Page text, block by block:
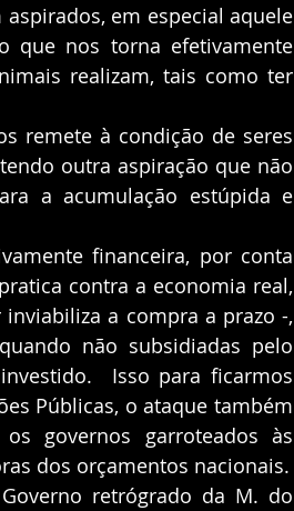
em especial aquele
que nos torna efetivamente
realizam, tais como ter
remete à condição de seres
outra aspiração que não
a acumulação estúpida e
financeira, por conta
contra a economia real,
a compra a prazo -,
não subsidiadas pelo
Isso para ficarmos
Públicas, o ataque também
governos garroteados às
retrógrado da M. do